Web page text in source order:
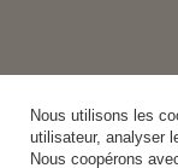
Nous utilisons les
utilisateur, analyser
Nous coopérons